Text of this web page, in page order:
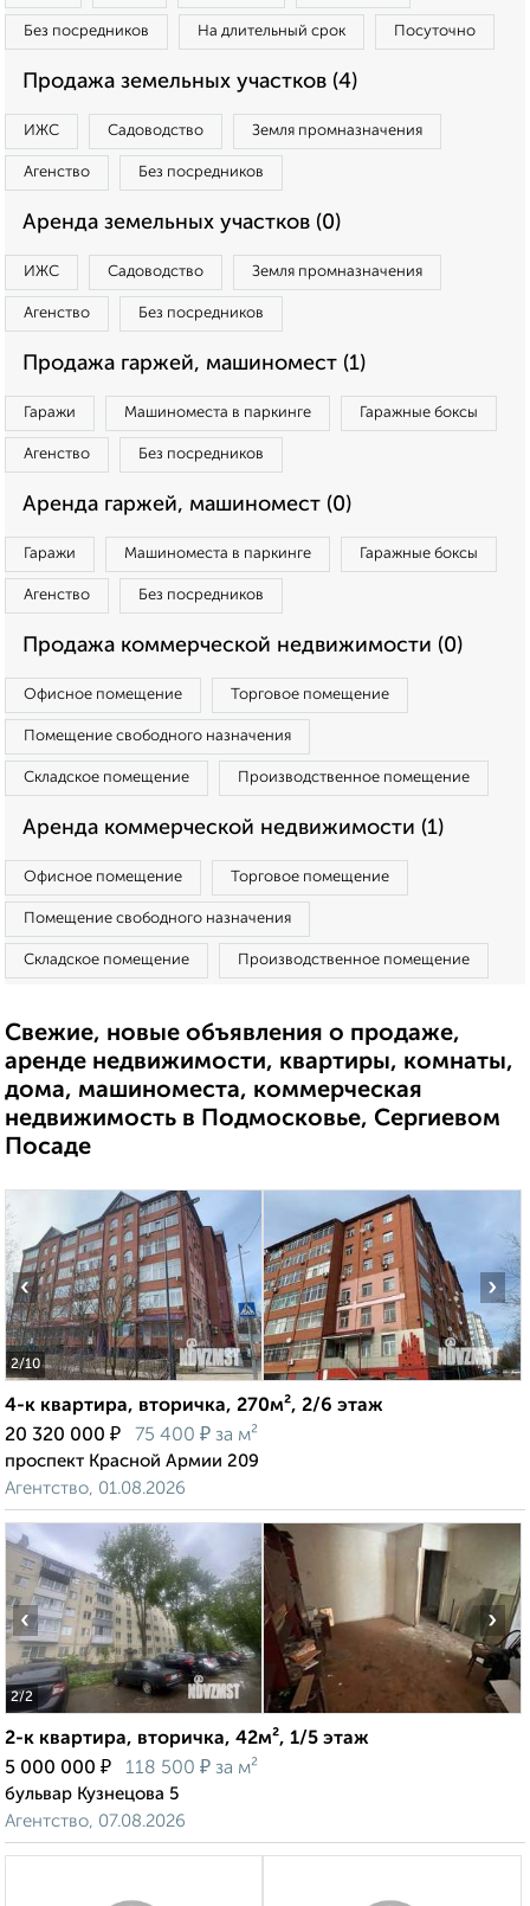
Без посредников На длительный срок Посуточно
Продажа земельных участков (4)
ИЖС Садоводство Земля промназначения
Агенство Без посредников
Аренда земельных участков (0)
ИЖС Садоводство Земля промназначения
Агенство Без посредников
Продажа гаржей, машиномест (1)
Гаражи Машиноместа в паркинге Гаражные боксы
Агенство Без посредников
Аренда гаржей, машиномест (0)
Гаражи Машиноместа в паркинге Гаражные боксы
Агенство Без посредников
Продажа коммерческой недвижимости (0)
Офисное помещение Торговое помещение
Помещение свободного назначения
Складское помещение Производственное помещение
Аренда коммерческой недвижимости (1)
Офисное помещение Торговое помещение
Помещение свободного назначения
Складское помещение Производственное помещение
Свежие, новые объявления о продаже,
аренде недвижимости, квартиры, комнаты,
дома, машиноместа, коммерческая
недвижимость в Подмосковье, Сергиевом
Посаде
2/10
‹ ›
4-к квартира, вторичка, 270м², 2/6 этаж
20 320 000 ₽ 75 400 ₽ за м²
проспект Красной Армии 209
Агентство, 01.08.2026
2/2
‹ ›
2-к квартира, вторичка, 42м², 1/5 этаж
5 000 000 ₽ 118 500 ₽ за м²
бульвар Кузнецова 5
Агентство, 07.08.2026